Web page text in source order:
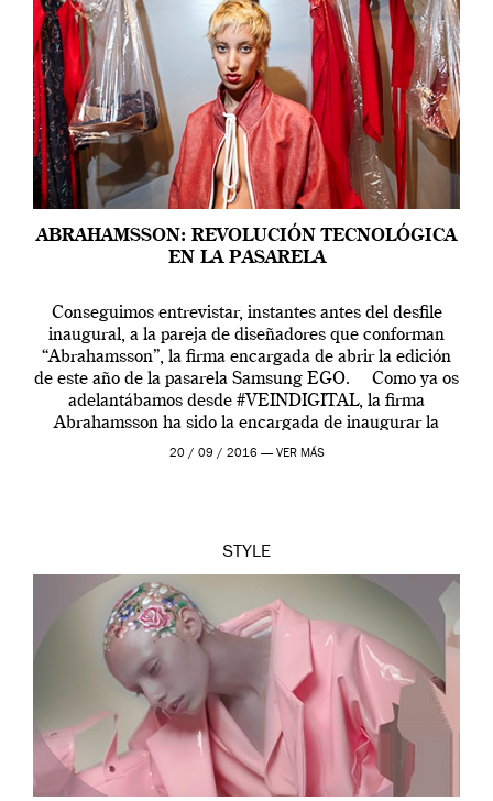
ABRAHAMSSON: REVOLUCIÓN TECNOLÓGICA
EN LA PASARELA
Conseguimos entrevistar, instantes antes del desfile
inaugural, a la pareja de diseñadores que conforman
“Abrahamsson”, la firma encargada de abrir la edición
de este año de la pasarela Samsung EGO. Como ya os
adelantábamos desde #VEINDIGITAL, la firma
Abrahamsson ha sido la encargada de inaugurar la
edición de este año de EGO, la […]
20 / 09 / 2016 — VER MÁS
STYLE